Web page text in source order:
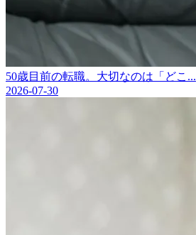
50歳目前の転職。大切なのは「どこ...
2026-07-30